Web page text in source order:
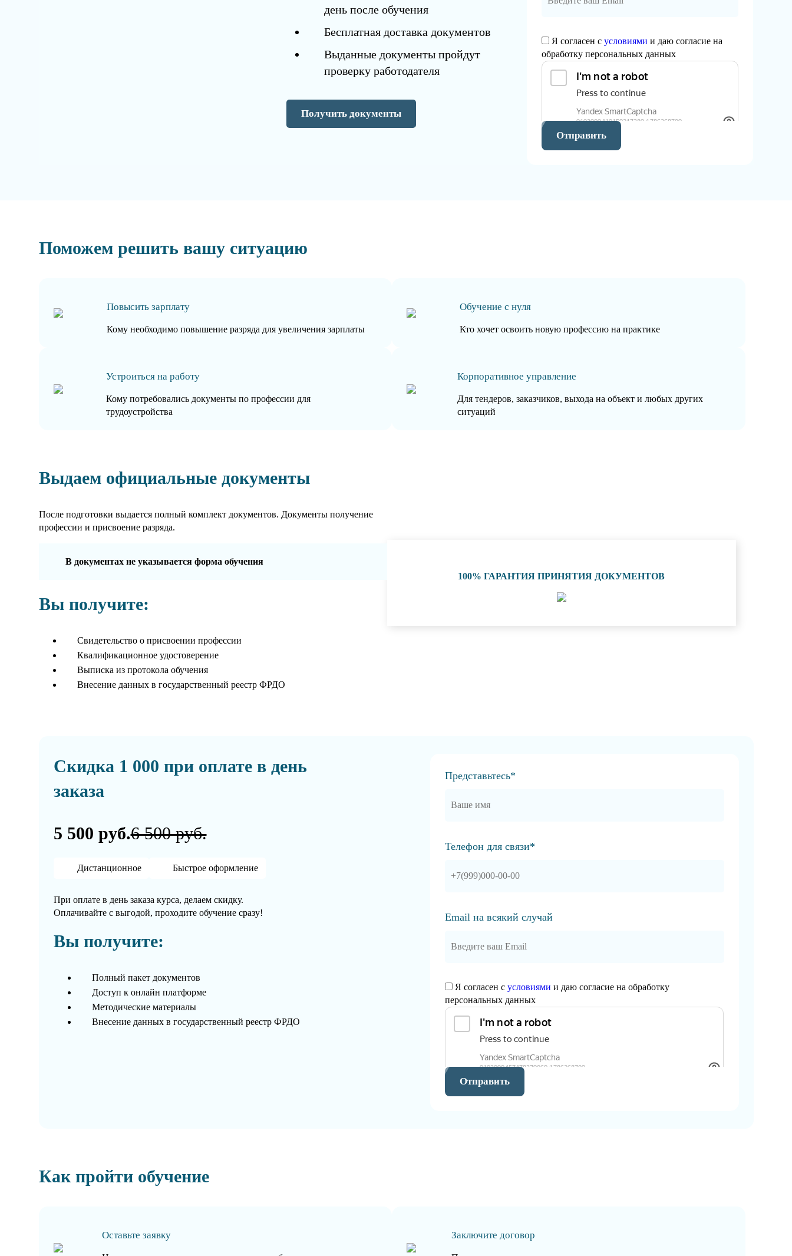
день после обучения
Бесплатная доставка документов
Выданные документы пройдут
проверку работодателя
Получить документы
Я согласен сусловиями и даю согласие на
обработку персональных данных
Отправить
Поможем решить вашу ситуацию
Повысить зарплату
Кому необходимо повышение разряда для увеличения зарплаты
Обучение с нуля
Кто хочет освоить новую профессию на практике
Устроиться на работу
Кому потребовались документы по профессии для
трудоустройства
Корпоративное управление
Для тендеров, заказчиков, выхода на объект и любых других
ситуаций
Выдаем официальные документы
После подготовки выдается полный комплект документов. Документы получение
профессии и присвоение разряда.
В документах не указывается форма обучения
Вы получите:
Свидетельство о присвоении профессии
Квалификационное удостоверение
Выписка из протокола обучения
Внесение данных в государственный реестр ФРДО
100% ГАРАНТИЯ ПРИНЯТИЯ ДОКУМЕНТОВ
Скидка 1 000 при оплате в день
заказа
5 500 руб.6 500 руб.
Дистанционное Быстрое оформление
При оплате в день заказа курса, делаем скидку.
Оплачивайте с выгодой, проходите обучение сразу!
Вы получите:
Полный пакет документов
Доступ к онлайн платформе
Методические материалы
Внесение данных в государственный реестр ФРДО
Представьтесь*
Телефон для связи*
Email на всякий случай
Я согласен сусловиями и даю согласие на обработку
персональных данных
Отправить
Как пройти обучение
Оставьте заявку Заключите договор